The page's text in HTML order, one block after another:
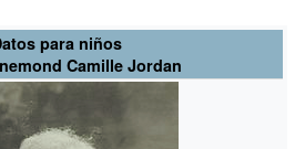
para niños
Camille Jordan